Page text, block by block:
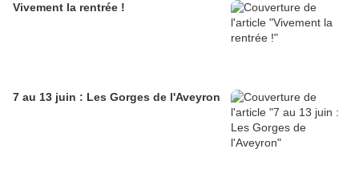
Vivement la rentrée !
7 au 13 juin : Les Gorges de l'Aveyron